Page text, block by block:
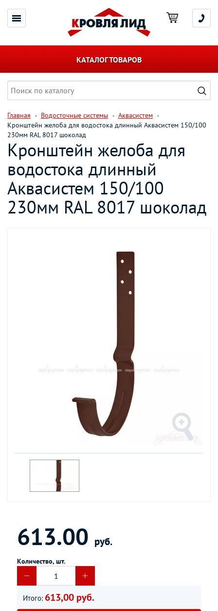
КАТАЛОГ ТОВАРОВ
Главная Водосточные системы
Аквасистем
Кронштейн желоба для водостока длинный Аквасистем 150/100
230мм RAL 8017 шоколад
Кронштейн желоба для
водостока длинный
Аквасистем 150/100
230мм RAL 8017 шоколад
613.00 руб.
Количество, шт.
Итого: 613,00 руб.